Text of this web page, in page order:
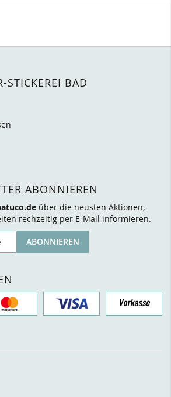
STICKEREI BAD
ABONNIEREN
über die neusten Aktionen,
rechzeitig per E-Mail informieren.
ABONNIEREN